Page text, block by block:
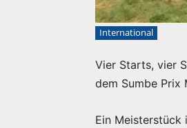
International
Vier Starts, vier
dem Sumbe Prix
Ein Meisterstück